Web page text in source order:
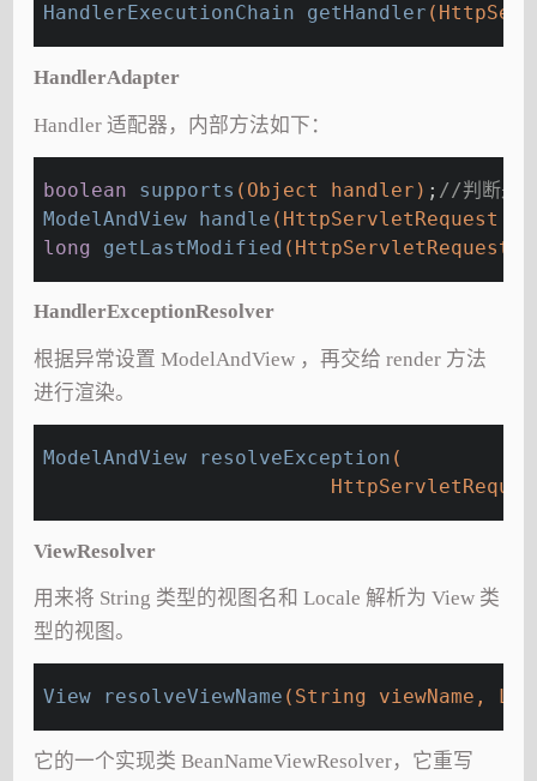
HandlerExecutionChain getHandler
HandlerAdapter
Handler 适配器，内部方法如下：
boolean supports (Object handler) ; //判断是
ModelAndView handle (HttpServletRequest
long
getLastModified (HttpServletRequest
HandlerExceptionResolver
根据异常设置 ModelAndView ，再交给 render 方法
进行渲染。
ModelAndView resolveException (
ViewResolver
用来将 String 类型的视图名和 Locale 解析为 View 类
型的视图。
View resolveViewName (String viewName,
它的一个实现类 BeanNameViewResolver，它重写